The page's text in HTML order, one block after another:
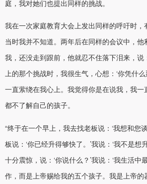
庭，我对她们也提出同样的挑战。
我在一次家庭教育大会上发出同样的呼吁时，
当时我并不知道。两年后在同样的会议中，
我，还没走到跟前，他就忍不住落下泪来，说
上的那个挑战时，我很生气，心想：‘你凭什
一直萦绕在我心上。我觉得你是在说我，我一
都不了解自己的孩子。
“终于在一个早上，我去找老板说：‘我想和您
板说：‘你已经升得够快了。’我说：‘我不是想
十分震惊，说：‘你说什么？’我说：‘我生活中
作，而是上帝赐给我的五个孩子。我是上帝